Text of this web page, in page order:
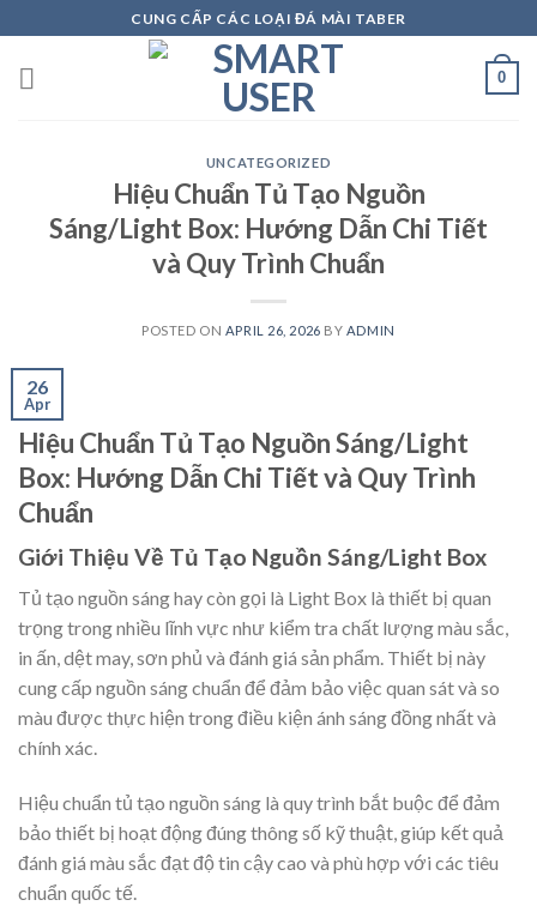
to
content
CUNG CẤP CÁC LOẠI ĐÁ MÀI TABER
0
UNCATEGORIZED
Hiệu Chuẩn Tủ Tạo Nguồn
Sáng/Light Box: Hướng Dẫn Chi Tiết
và Quy Trình Chuẩn
POSTED ON APRIL 26, 2026 BY ADMIN
26
Apr
Hiệu Chuẩn Tủ Tạo Nguồn Sáng/Light
Box: Hướng Dẫn Chi Tiết và Quy Trình
Chuẩn
Giới Thiệu Về Tủ Tạo Nguồn Sáng/Light Box
Tủ tạo nguồn sáng hay còn gọi là Light Box là thiết bị quan
trọng trong nhiều lĩnh vực như kiểm tra chất lượng màu sắc,
in ấn, dệt may, sơn phủ và đánh giá sản phẩm. Thiết bị này
cung cấp nguồn sáng chuẩn để đảm bảo việc quan sát và so
màu được thực hiện trong điều kiện ánh sáng đồng nhất và
chính xác.
Hiệu chuẩn tủ tạo nguồn sáng là quy trình bắt buộc để đảm
bảo thiết bị hoạt động đúng thông số kỹ thuật, giúp kết quả
đánh giá màu sắc đạt độ tin cậy cao và phù hợp với các tiêu
chuẩn quốc tế.